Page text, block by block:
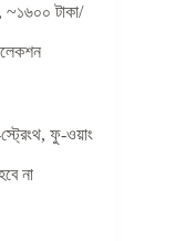
টাকা/
ফু-ওয়াং
না